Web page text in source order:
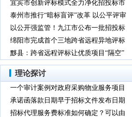
场规范健康发展
宜宾市创新评标模式全力净化招投标市
场环境
泰州市推行“暗标盲评”改革 以公平评审
推动政府采购提质增效
以公开强监管！九江市公布一批招投标
领域系统整治典型案例
绵阳市完成首个三地跨省远程异地评标
项目
黟县：跨省远程评标让优质项目“隔空”
落地
理论探讨
一个审计案例对政府采购物业服务项目
的警示
承诺函落款日期早于招标文件发布日期
有效吗
招标代理服务费标准如何确定？可以由